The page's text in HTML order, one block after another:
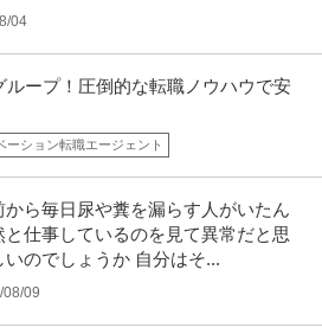
04
ープ！圧倒的な転職ノウハウで安
ーション転職エージェント
ら毎日尿や糞を漏らす人がいたん
仕事しているのを見て異常だと思
のでしょうか 自分はそ...
09